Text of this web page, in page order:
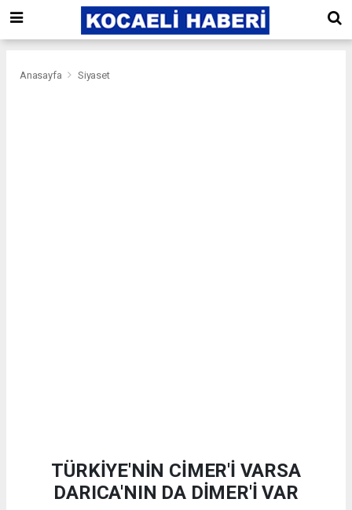
Anasayfa Siyaset
TÜRKİYE'NİN CİMER'İ VARSA
DARICA'NIN DA DİMER'İ VAR